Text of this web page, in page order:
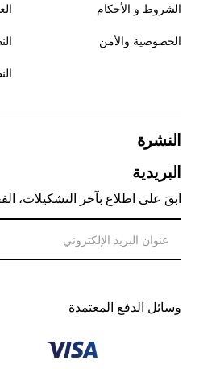
الشروط و الأحكام
الخصوصية والأمن
النشرة
البريدية
ابقَ على اطلاع بآخر التشكيلات،
وسائل الدفع المعتمدة